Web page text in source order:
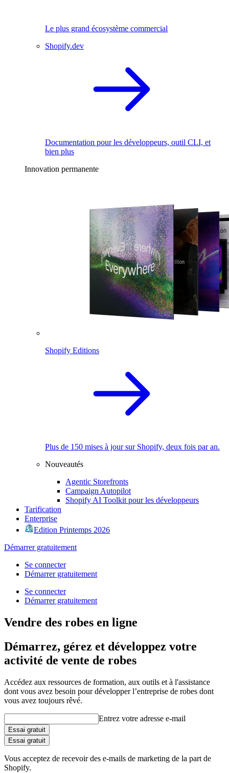
Le plus grand écosystème commercial
Shopify.dev
Documentation pour les développeurs, outil CLI, et
bien plus
Innovation permanente
Shopify Editions
Plus de 150 mises à jour sur Shopify, deux fois par an.
Nouveautés
Agentic Storefronts
Campaign Autopilot
Shopify AI Toolkit pour les développeurs
Tarification
Enterprise
Edition Printemps 2026
Démarrer gratuitement
Se connecter
Démarrer gratuitement
Se connecter
Démarrer gratuitement
Vendre des robes en ligne
Démarrez, gérez et développez votre
activité de vente de robes
Accédez aux ressources de formation, aux outils et à l'assistance
dont vous avez besoin pour développer l’entreprise de robes dont
vous avez toujours rêvé.
Entrez votre adresse e-mail
Essai gratuit
Essai gratuit
Vous acceptez de recevoir des e-mails de marketing de la part de
Shopify.